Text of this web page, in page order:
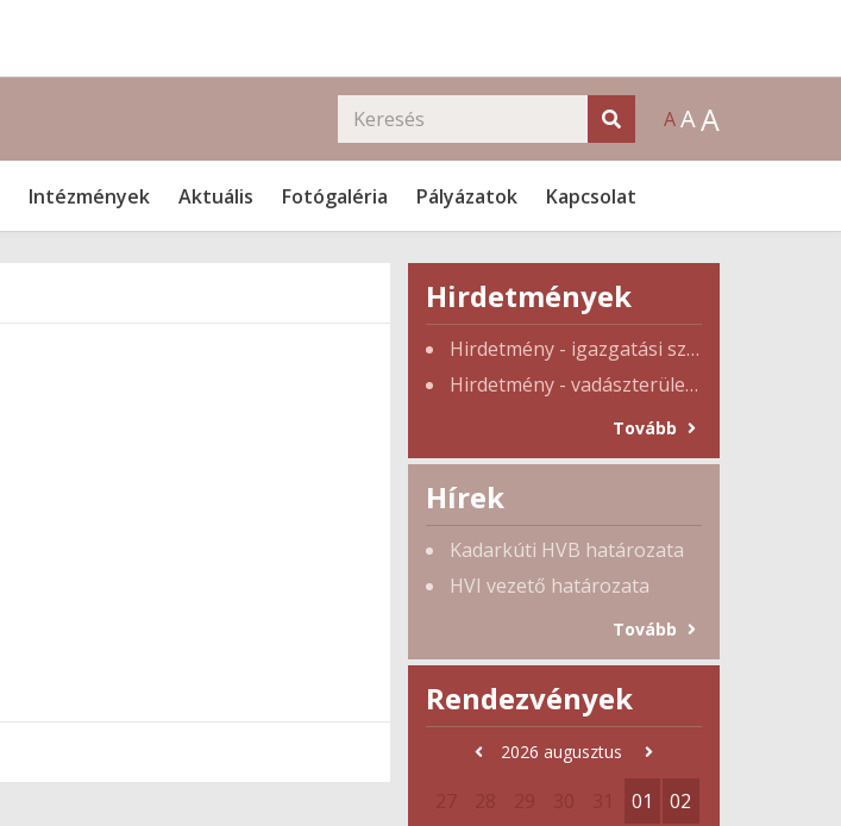
AAA
Intézmények Aktuális Fotógaléria Pályázatok Kapcsolat
Hirdetmények
Hirdetmény - igazgatási szünet
Hirdetmény - vadászterület tulajdonosi gyűlés
Tovább
Hírek
Kadarkúti HVB határozata
HVI vezető határozata
Tovább
Rendezvények
2026 augusztus
01
02